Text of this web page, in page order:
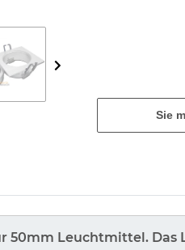
Sie
50mm Leuchtmittel.